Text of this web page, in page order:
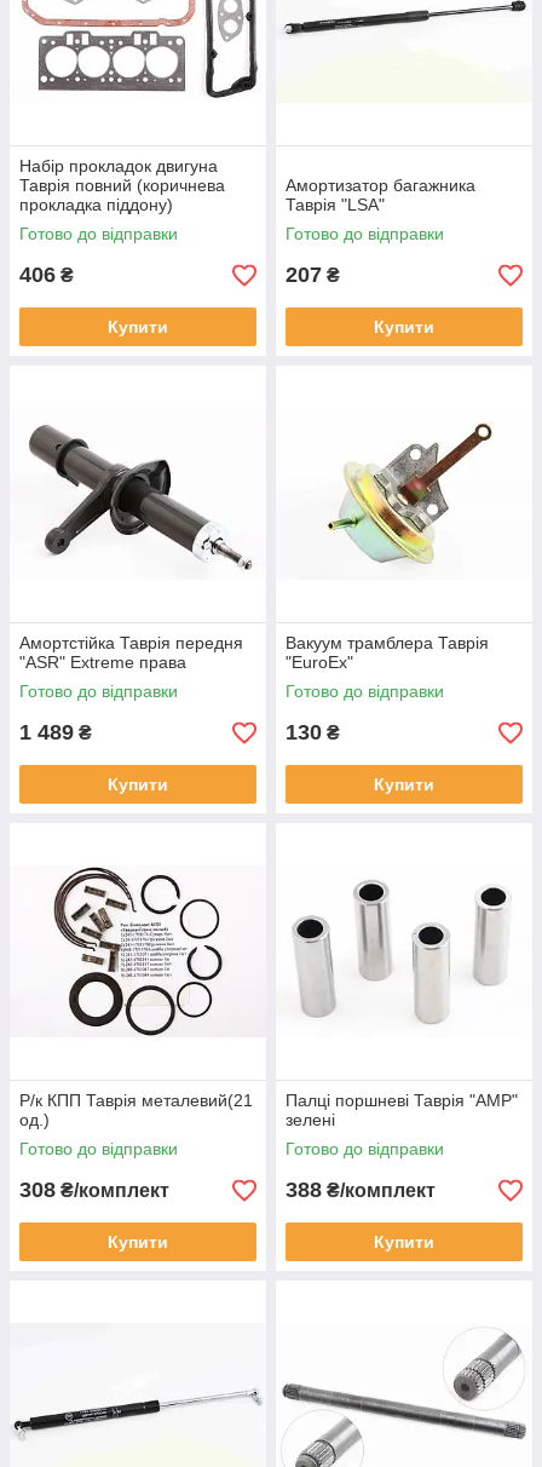
Набір прокладок двигуна
Таврія повний (коричнева
прокладка піддону)
Готово до відправки
406 ₴
Купити
Амортизатор багажника
Таврія "LSA"
Готово до відправки
207 ₴
Купити
Амортстійка Таврія передня
"ASR" Extreme права
Готово до відправки
1 489 ₴
Купити
Вакуум трамблера Таврія
"EuroEx"
Готово до відправки
130 ₴
Купити
Р/к КПП Таврія металевий(21
од.)
Готово до відправки
308 ₴/комплект
Купити
Палці поршневі Таврія "AMP"
зелені
Готово до відправки
388 ₴/комплект
Купити